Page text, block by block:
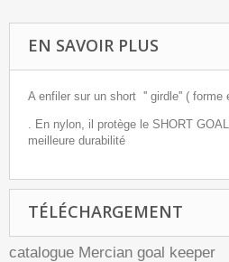
EN SAVOIR PLUS
A enfiler sur un short '' girdle'' ( forme
. En nylon, il protège le SHORT
meilleure durabilité
TÉLÉCHARGEMENT
catalogue Mercian goal keeper